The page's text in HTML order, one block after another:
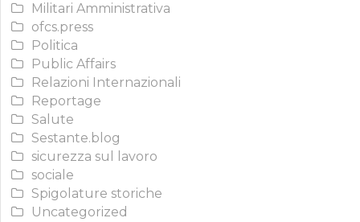
Militari Amministrativa
ofcs.press
Politica
Public Affairs
Relazioni Internazionali
Reportage
Salute
Sestante.blog
sicurezza sul lavoro
sociale
Spigolature storiche
Uncategorized